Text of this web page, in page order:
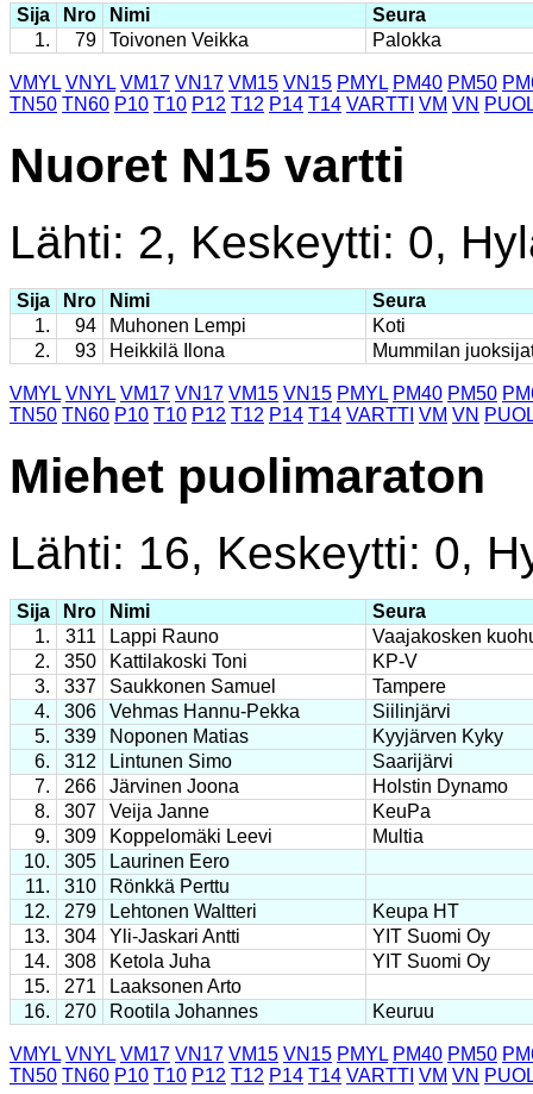
Sija Nro Nimi
Seura
1.
79 Toivonen Veikka Palokka
VMYL VNYL VM17 VN17 VM15 VN15 PMYL PM40 PM50
TN50 TN60 P10 T10 P12 T12 P14 T14 VARTTI VM VN
Nuoret N15 vartti
Lähti: 2, Keskeytti: 0,
Sija Nro Nimi
Seura
1.
94 Muhonen Lempi
Koti
2.
93 Heikkilä Ilona Mummilan
VMYL VNYL VM17 VN17 VM15 VN15 PMYL PM40 PM50
TN50 TN60 P10 T10 P12 T12 P14 T14 VARTTI VM VN
Miehet puolimaraton
Lähti: 16, Keskeytti: 0,
Sija Nro Nimi
Seura
1.
311 Lappi Rauno
Vaajakosken
2.
350 Kattilakoski Toni
KP-V
3.
337 Saukkonen Samuel
Tampere
4.
306 Vehmas Hannu-Pekka
Siilinjärvi
5.
339 Noponen Matias
Kyyjärven Kyky
6.
312 Lintunen Simo
Saarijärvi
7.
266 Järvinen Joona
Holstin Dynamo
8.
307 Veija Janne
KeuPa
9.
309 Koppelomäki Leevi
Multia
10.
305
Laurinen Eero
11.
310
Rönkkä Perttu
12.
279 Lehtonen Waltteri
Keupa HT
13.
304 Yli-Jaskari Antti
YIT Suomi Oy
14.
308 Ketola Juha
YIT Suomi Oy
15.
271
Laaksonen Arto
16.
270 Rootila Johannes Keuruu
VMYL VNYL VM17 VN17 VM15 VN15 PMYL PM40 PM50
TN50 TN60 P10 T10 P12 T12 P14 T14 VARTTI VM VN